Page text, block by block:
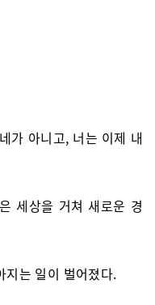
가 아니고, 너는 이제 내
세상을 거쳐 새로운 경
지는 일이 벌어졌다.